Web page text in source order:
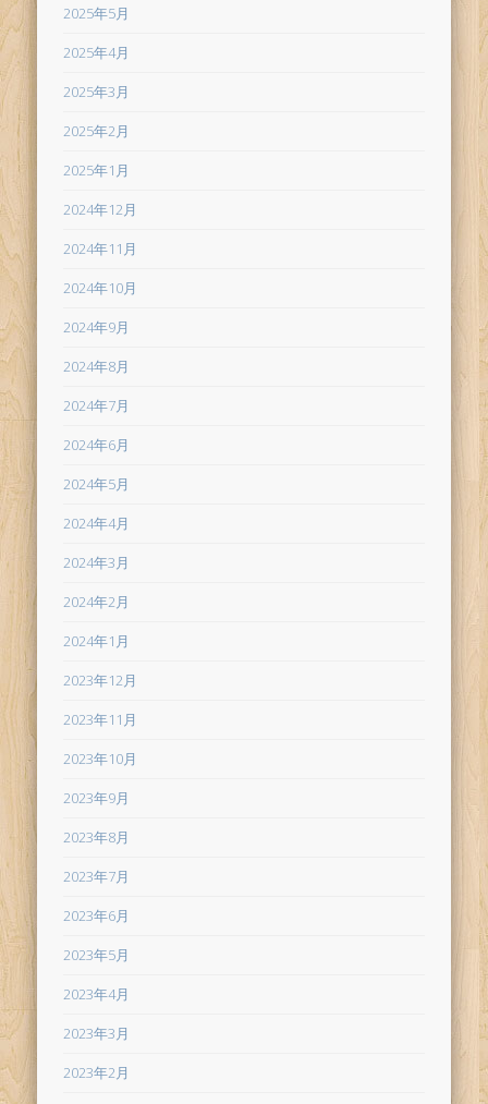
2025年5月
2025年4月
2025年3月
2025年2月
2025年1月
2024年12月
2024年11月
2024年10月
2024年9月
2024年8月
2024年7月
2024年6月
2024年5月
2024年4月
2024年3月
2024年2月
2024年1月
2023年12月
2023年11月
2023年10月
2023年9月
2023年8月
2023年7月
2023年6月
2023年5月
2023年4月
2023年3月
2023年2月